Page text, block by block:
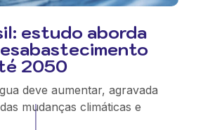
estudo aborda
2050
deve aumentar, agravada
mudanças climáticas e